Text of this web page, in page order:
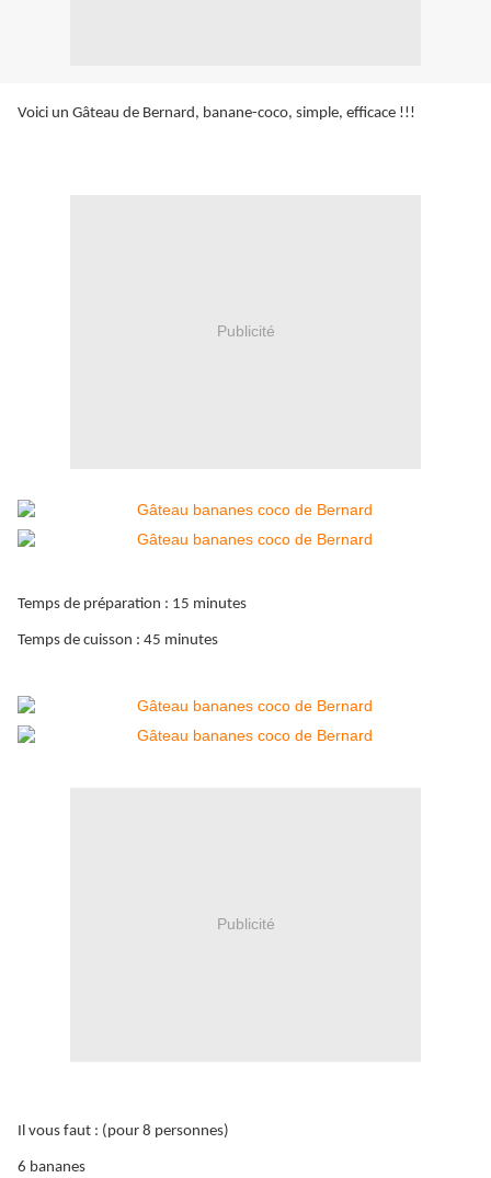
Voici un Gâteau de Bernard, banane-coco, simple, efficace !!!
Publicité
Temps de préparation : 15 minutes
Temps de cuisson : 45 minutes
Publicité
Il vous faut : (pour 8 personnes)
6 bananes